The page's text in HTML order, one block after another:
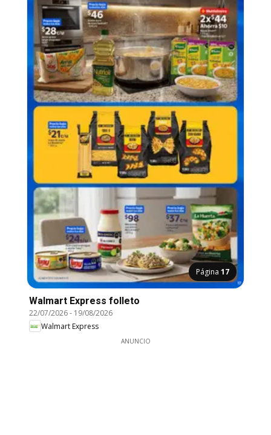
Página 17
Walmart Express folleto
22/07/2026- 19/08/2026
Walmart Express
ANUNCIO